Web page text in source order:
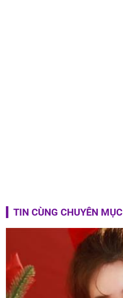
TIN CÙNG CHUYÊN MỤC